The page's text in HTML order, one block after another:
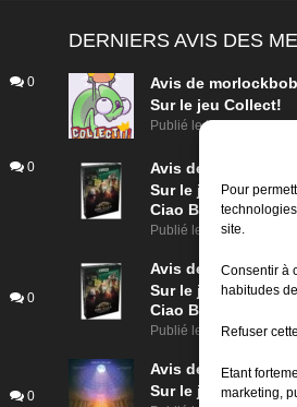
Pour
site.
Consentir à
habitudes
Refuser
Etant
marketing,
0
0
0
0
DERNIERS AVIS DES
Avis de morlockbob
Sur le jeu Collect!
Publié leil y a 18 heures
Avis de
Sur le jeu Detective
Ciao Bella
Publié le il y a 2 jours
Avis de
morlockbob
Sur le jeu Detective
Ciao Bella
Publié le il y a 2 jours
Avis de
morlockbob
Sur le jeu Aeterna